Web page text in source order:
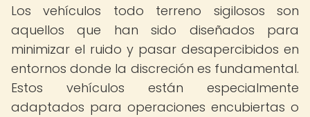
Los vehículos todo terreno sigilosos son
aquellos que han sido diseñados para
minimizar el ruido y pasar desapercibidos en
entornos donde la discreción es fundamental.
Estos vehículos están especialmente
adaptados para operaciones encubiertas o